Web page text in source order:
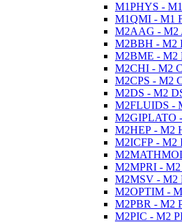
M1PHYS -
M1QMI - M1
M2AAG - M2
M2BBH - M2
M2BME - M2
M2CHI - M2
M2CPS - M2
M2DS - M2
M2FLUIDS -
M2GIPLATO -
M2HEP - M2
M2ICFP - M2
M2MPRI - M2
M2MSV - M2
M2OPTIM -
M2PBR - M2
M2PIC - M2